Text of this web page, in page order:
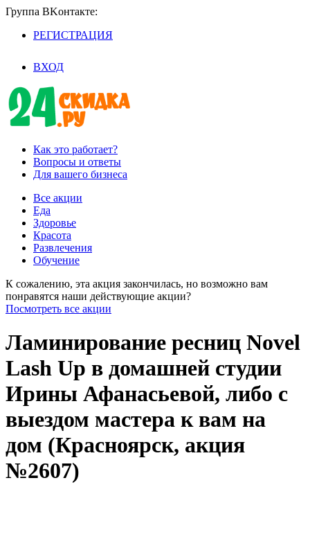
Группа BKoнтaктe:
РЕГИСТРАЦИЯ
ВХОД
Как это работает?
Вопросы и ответы
Для вашего бизнеса
Все акции
Еда
Здоровье
Красота
Развлечения
Обучение
К сожалению, эта акция закончилась, но возможно вам
понравятся наши действующие акции?
Посмотреть все акции
Ламинирование ресниц Novel
Lash Up в домашней студии
Ирины Афанасьевой, либо с
выездом мастера к вам на
дом (Красноярск, акция
№2607)